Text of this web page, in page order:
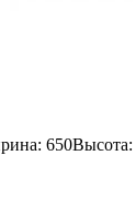
650Высота: